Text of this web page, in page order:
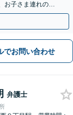
お子さま連れの方
応】
でお問い合わせ
弁護士